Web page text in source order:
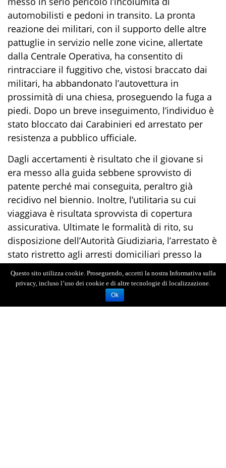
automobilisti e pedoni in transito. La pronta
reazione dei militari, con il supporto delle altre
pattuglie in servizio nelle zone vicine, allertate
dalla Centrale Operativa, ha consentito di
rintracciare il fuggitivo che, vistosi braccato dai
militari, ha abbandonato l’autovettura in
prossimità di una chiesa, proseguendo la fuga a
piedi. Dopo un breve inseguimento, l’individuo è
stato bloccato dai Carabinieri ed arrestato per
resistenza a pubblico ufficiale.
Dagli accertamenti è risultato che il giovane si
era messo alla guida sebbene sprovvisto di
patente perché mai conseguita, peraltro già
recidivo nel biennio. Inoltre, l’utilitaria su cui
viaggiava è risultata sprovvista di copertura
assicurativa. Ultimate le formalità di rito, su
disposizione dell’Autorità Giudiziaria, l’arrestato è
stato ristretto agli arresti domiciliari presso la
sua abitazione.
Questo sito utilizza cookie. Proseguendo, accetti la nostra Informativa sulla
privacy, incluso l’uso dei cookie e di altre tecnologie di localizzazione.
Ok